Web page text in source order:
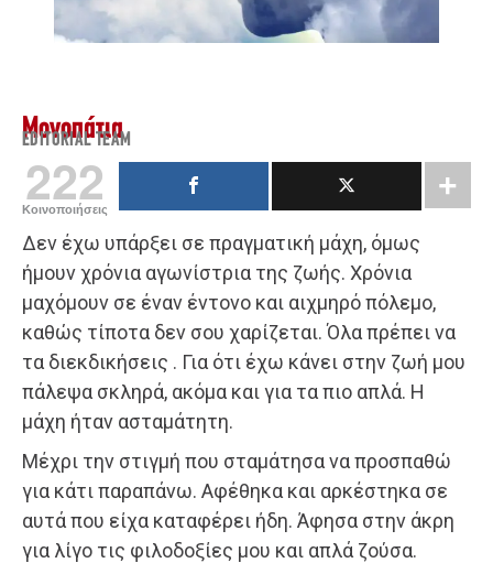
Μονοπάτια
EDITORIAL TEAM
222
Κοινοποιήσεις
Δεν έχω υπάρξει σε πραγματική μάχη, όμως
ήμουν χρόνια αγωνίστρια της ζωής. Χρόνια
μαχόμουν σε έναν έντονο και αιχμηρό πόλεμο,
καθώς τίποτα δεν σου χαρίζεται. Όλα πρέπει να
τα διεκδικήσεις . Για ότι έχω κάνει στην ζωή μου
πάλεψα σκληρά, ακόμα και για τα πιο απλά. Η
μάχη ήταν ασταμάτητη.
Μέχρι την στιγμή που σταμάτησα να προσπαθώ
για κάτι παραπάνω. Αφέθηκα και αρκέστηκα σε
αυτά που είχα καταφέρει ήδη. Άφησα στην άκρη
για λίγο τις φιλοδοξίες μου και απλά ζούσα.